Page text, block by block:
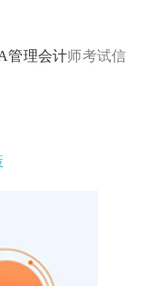
管理会计师考试信